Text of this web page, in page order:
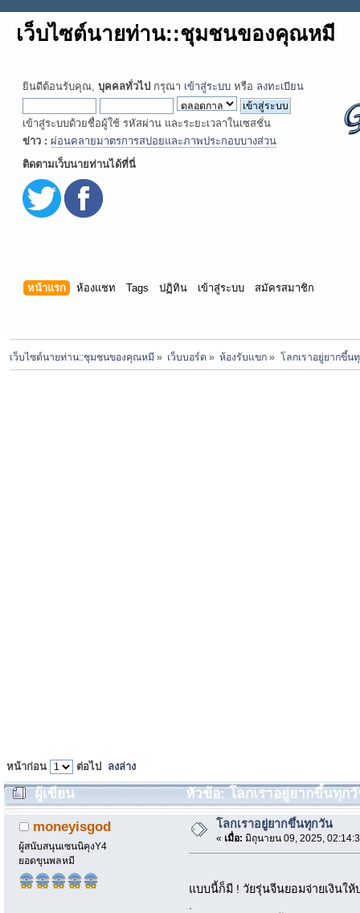
เว็บไซต์นายท่าน::ชุมชนของคุณหมี
ยินดีต้อนรับคุณ, บุคคลทั่วไป กรุณา เข้าสู่ระบบ หรือ ลงทะเบียน
เข้าสู่ระบบด้วยชื่อผู้ใช้ รหัสผ่าน และระยะเวลาในเซสชั่น
ข่าว : ผ่อนคลายมาตรการสปอยและภาพประกอบบางส่วน
ติดตามเว็บนายท่านได้ที่นี่
หน้าแรก ห้องแชท Tags ปฏิทิน เข้าสู่ระบบ สมัครสมาชิก
เว็บไซต์นายท่าน::ชุมชนของคุณหมี » เว็บบอร์ด » ห้องรับแขก » โลกเราอยู่ยากขึ้น
หน้าก่อน ต่อไป ลงล่าง
ผู้เขียน หัวข้อ: โลกเราอยู่ยากขึ้นทุก
moneyisgod
ผู้สนับสนุนเซนนิคุงY4
ยอดขุนพลหมี
โลกเราอยู่ยากขึ้นทุกวัน
« เมื่อ: มิถุนายน 09, 2025,
แบบนี้ก็มี ! วัยรุ่นจีนยอมจ่ายเงินใ